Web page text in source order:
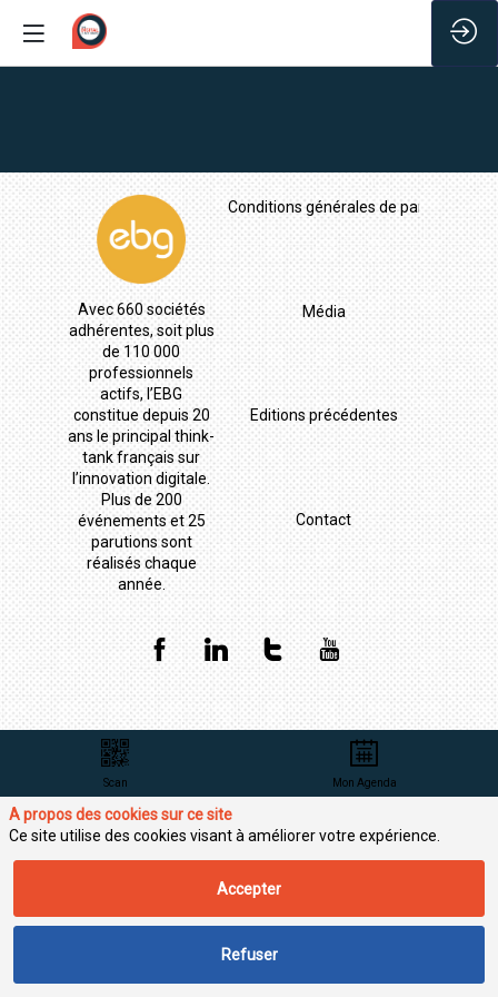
Avec 660 sociétés
adhérentes, soit plus
de 110 000
professionnels
actifs, l’EBG
constitue depuis 20
ans le principal think-
tank français sur
l’innovation digitale.
Plus de 200
événements et 25
parutions sont
réalisés chaque
année.
Conditions générales de participation
Média
Editions précédentes
Contact
Scan Mon Agenda
A propos des cookies sur ce site
Ce site utilise des cookies visant à améliorer votre expérience.
Accepter
Refuser